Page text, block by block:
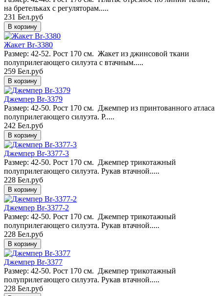
на бретельках с регуляторам.....
231 Бел.руб
Жакет Br-3380
Размер: 42-52. Рост 170 см. Жакет из джинсовой ткани
полуприлегающего силуэта с втачным.....
259 Бел.руб
Джемпер Br-3379
Размер: 42-50. Рост 170 см. Джемпер из принтованного атласа
полуприлегающего силуэта. Р.....
242 Бел.руб
Джемпер Br-3377-3
Размер: 42-50. Рост 170 см. Джемпер трикотажный
полуприлегающего силуэта. Рукав втачной.....
228 Бел.руб
Джемпер Br-3377-2
Размер: 42-50. Рост 170 см. Джемпер трикотажный
полуприлегающего силуэта. Рукав втачной.....
228 Бел.руб
Джемпер Br-3377
Размер: 42-50. Рост 170 см. Джемпер трикотажный
полуприлегающего силуэта. Рукав втачной.....
228 Бел.руб